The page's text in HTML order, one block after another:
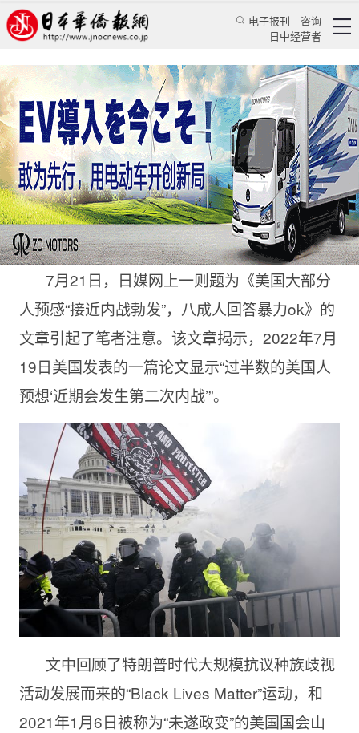
电子报刊
咨询
日中经营者
日本到底应该在中美两国中扮演什么角色？
王景贤 专栏 贤眼窥日★王景贤
日本华侨报 2022/7/25 14:29:19
7月21日，日媒网上一则题为《美国大部分
人预感“接近内战勃发”，八成人回答暴力ok》的
文章引起了笔者注意。该文章揭示，2022年7月
19日美国发表的一篇论文显示“过半数的美国人
预想‘近期会发生第二次内战’”。
文中回顾了特朗普时代大规模抗议种族歧视
活动发展而来的“Black Lives Matter”运动，和
2021年1月6日被称为“未遂政变”的美国国会山